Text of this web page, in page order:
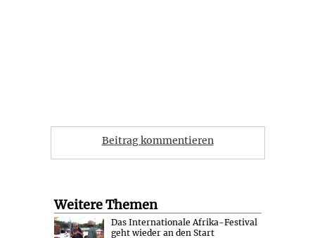
Beitrag kommentieren
Weitere Themen
Das Internationale Afrika-Festival
geht wieder an den Start